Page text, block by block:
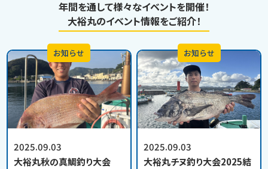
年間を通して様々なイベントを開催！
大裕丸のイベント情報をご紹介！
2025.09.03
大裕丸秋の真鯛釣り大会
お知らせ
2025.09.03
大裕丸チヌ釣り大会2025結
お知らせ